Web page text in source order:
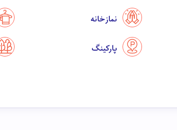
نماز خانه
پارکینگ